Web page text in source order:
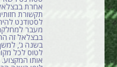
אחרת
תקשורת
לסטודנט
מעבר
בבצלאל זה
בשנה ג’,
לטוס לכל
אותו